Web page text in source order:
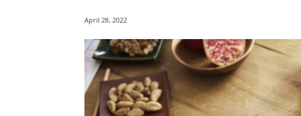
April 28, 2022